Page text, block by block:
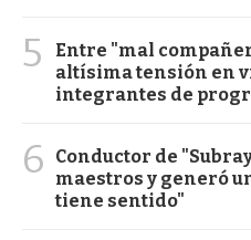
5
Entre "mal
altísima tensión en
integrantes de
6
Conductor de
maestros y generó
tiene sentido"